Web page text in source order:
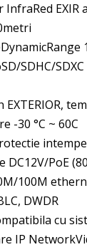
InfraRed EXIR
SDHC/
EXTERIOR,
-30 °C ~ 60C
DC12V/PoE
100M
DWDR
cu
IP